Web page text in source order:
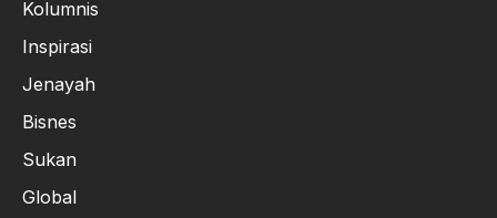
Kolumnis
Inspirasi
Jenayah
Bisnes
Sukan
Global